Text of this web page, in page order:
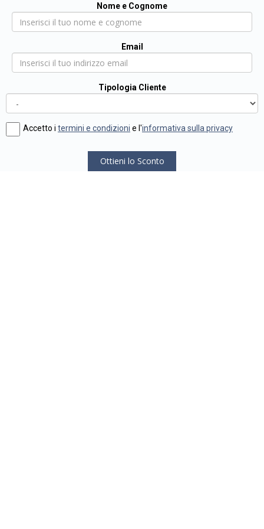
Nome e Cognome
Email
Tipologia Cliente
Accetto i termini e condizioni e l'informativa sulla privacy
Ottieni lo Sconto